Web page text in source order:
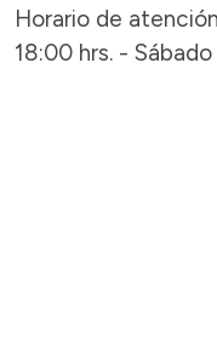
Horario de
18:00 hrs. -